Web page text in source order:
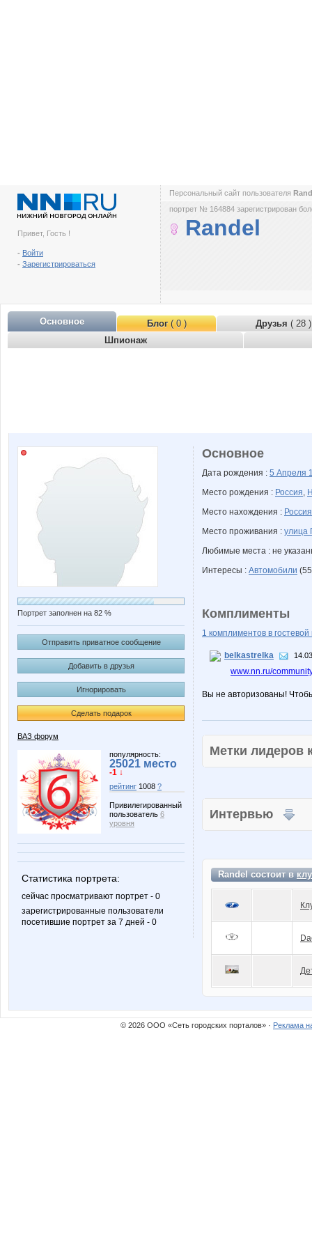
Привет, Гость !
- Войти
- Зарегистрироваться
Персональный сайт пользователя
портрет № 164884 зарегистрирован
Randel
Основное Блог( 0 ) Друзья ( 28 )
Шпионаж
Портрет заполнен на 82 %
Отправить приватное сообщение
Добавить в друзья
Игнорировать
Сделать подарок
ВАЗ форум
популярность:
25021 место
-1 ↓
рейтинг 1008 ?
Привилегированный
пользователь 6
уровня
Статистика портрета:
сейчас просматривают портрет - 0
зарегистрированные пользователи
посетившие портрет за 7 дней - 0
Основное
Дата рождения : 5 Апреля
Место рождения : Россия,
Место нахождения : Россия
Место проживания : улица
Любимые места : не
Интересы : Автомобили
Комплименты
1 комплиментов в гостевой
belkastrelka
www.nn.ru/
Вы не авторизованы!
Метки
Интервью
Randel состоит в
© 2026 ООО «Сеть городских порталов» · Реклама